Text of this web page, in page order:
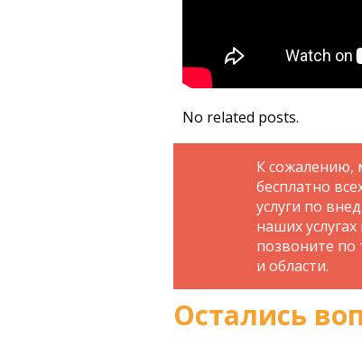
No related posts.
К сожалению,
бесплатно
услуги по
наших
позвоните по
и области.
Остались